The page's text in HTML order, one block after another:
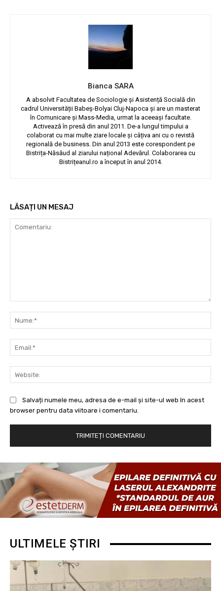
Bianca SARA
A absolvit Facultatea de Sociologie și Asistență Socială din
cadrul Universității Babeș-Bolyai Cluj-Napoca și are un masterat
în Comunicare și Mass-Media, urmat la aceeași facultate.
Activează în presă din anul 2011. De-a lungul timpului a
colaborat cu mai multe ziare locale și câțiva ani cu o revistă
regională de business. Din anul 2013 este corespondent pe
Bistrița-Năsăud al ziarului național Adevărul. Colaborarea cu
Bistrițeanul.ro a început în anul 2014.
LĂSAȚI UN MESAJ
Salvați numele meu, adresa de e-mail și site-ul web în acest
browser pentru data viitoare i comentariu.
ULTIMELE ȘTIRI